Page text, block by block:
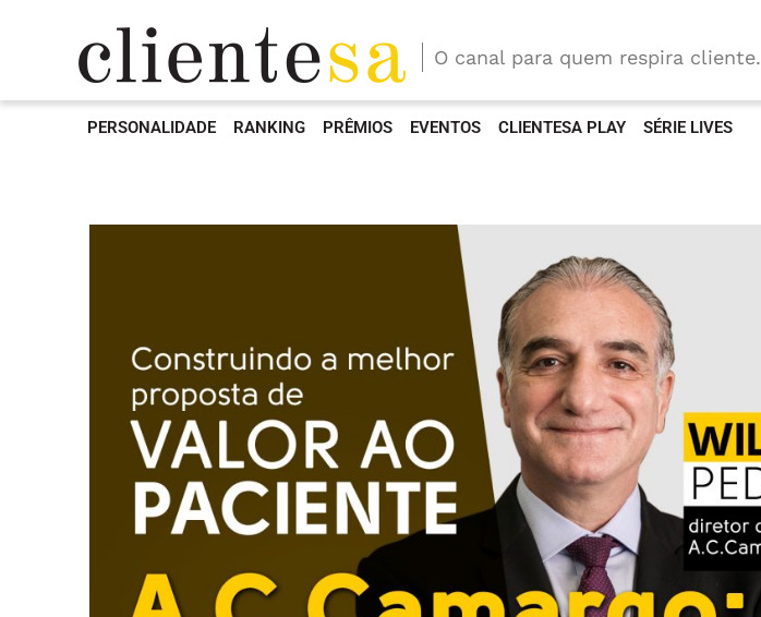
O canal para quem respira cliente.
PERSONALIDADE RANKING PRÊMIOS EVENTOS CLIENTESA PLAY SÉRIE LIVES